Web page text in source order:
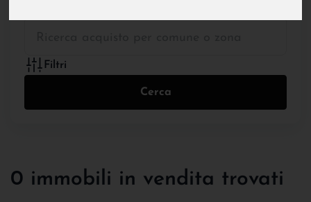
Filtri
Cerca
0 immobili in vendita trovati